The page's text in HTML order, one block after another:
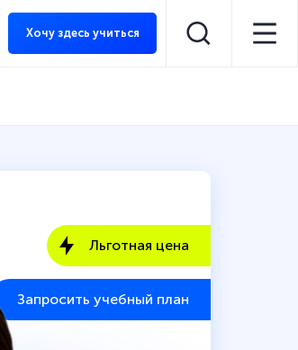
Хочу здесь учиться
Льготная цена
Запросить учебный план